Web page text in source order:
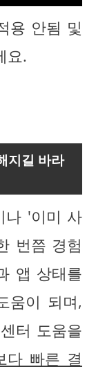
용 안됨 및
요.
지길 바라
나 '이미 사
번쯤 경험
앱 상태를
움이 되며,
터 도움을
다 빠른 결